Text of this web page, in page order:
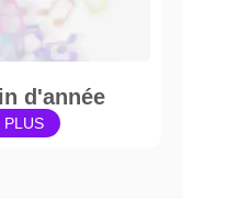
d'année
PLUS